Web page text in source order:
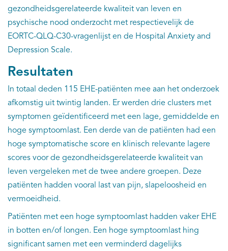
gezondheidsgerelateerde kwaliteit van leven en
psychische nood onderzocht met respectievelijk de
EORTC-QLQ-C30-vragenlijst en de Hospital Anxiety and
Depression Scale.
Resultaten
In totaal deden 115 EHE-patiënten mee aan het onderzoek
afkomstig uit twintig landen. Er werden drie clusters met
symptomen geïdentificeerd met een lage, gemiddelde en
hoge symptoomlast. Een derde van de patiënten had een
hoge symptomatische score en klinisch relevante lagere
scores voor de gezondheidsgerelateerde kwaliteit van
leven vergeleken met de twee andere groepen. Deze
patiënten hadden vooral last van pijn, slapeloosheid en
vermoeidheid.
Patiënten met een hoge symptoomlast hadden vaker EHE
in botten en/of longen. Een hoge symptoomlast hing
significant samen met een verminderd dagelijks